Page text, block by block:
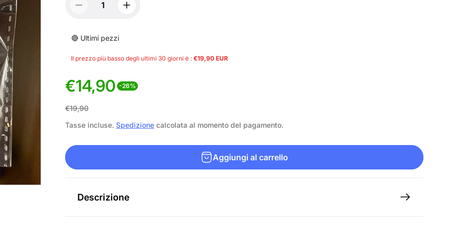
🔴 Ultimi pezzi
Il prezzo più basso degli ultimi 30 giorni è : €19,90 EUR
P
r
e
z
€14,90 -26%
P
r
e
z
€19,90
Tasse incluse. Spedizione calcolata al momento del pagamento.
Aggiungi al carrello
Descrizione